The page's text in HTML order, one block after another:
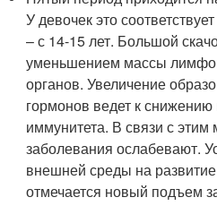
У девочек это
– с 14-15 лет. Большой
уменьшением массы
органов. Увеличение
гормонов ведет к снижению
иммунитета. В связи с этим
заболевания ослабевают.
внешней среды на
отмечается новый подъем